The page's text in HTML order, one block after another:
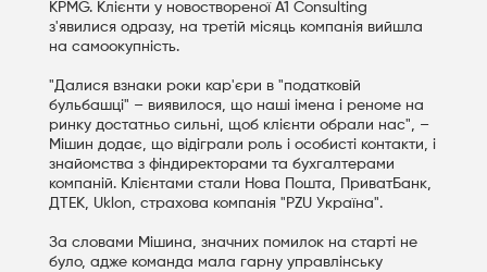
KPMG. Клієнти у новоствореної A1 Consulting
з'явилися одразу, на третій місяць компанія вийшла
на самоокупність.
"Далися взнаки роки кар'єри в "податковій
бульбашці" – виявилося, що наші імена і реноме на
ринку достатньо сильні, щоб клієнти обрали нас", –
Мішин додає, що відіграли роль і особисті контакти, і
знайомства з фіндиректорами та бухгалтерами
компаній. Клієнтами стали Нова Пошта, ПриватБанк,
ДТЕК, Uklon, страхова компанія "PZU Україна".
За словами Мішина, значних помилок на старті не
було, адже команда мала гарну управлінську